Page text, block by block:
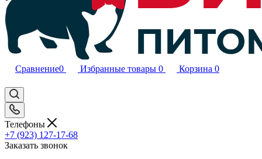
Сравнение0 Избранные товары 0 Корзина 0
Телефоны
+7 (923) 127-17-68
Заказать звонок